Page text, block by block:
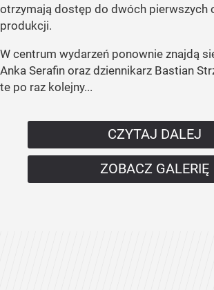
otrzymają dostęp do dwóch pierwszych
produkcji.
W centrum wydarzeń ponownie znajdą
Anka Serafin oraz dziennikarz Bastian
te po raz kolejny...
CZYTAJ DALEJ
ZOBACZ GALERIĘ